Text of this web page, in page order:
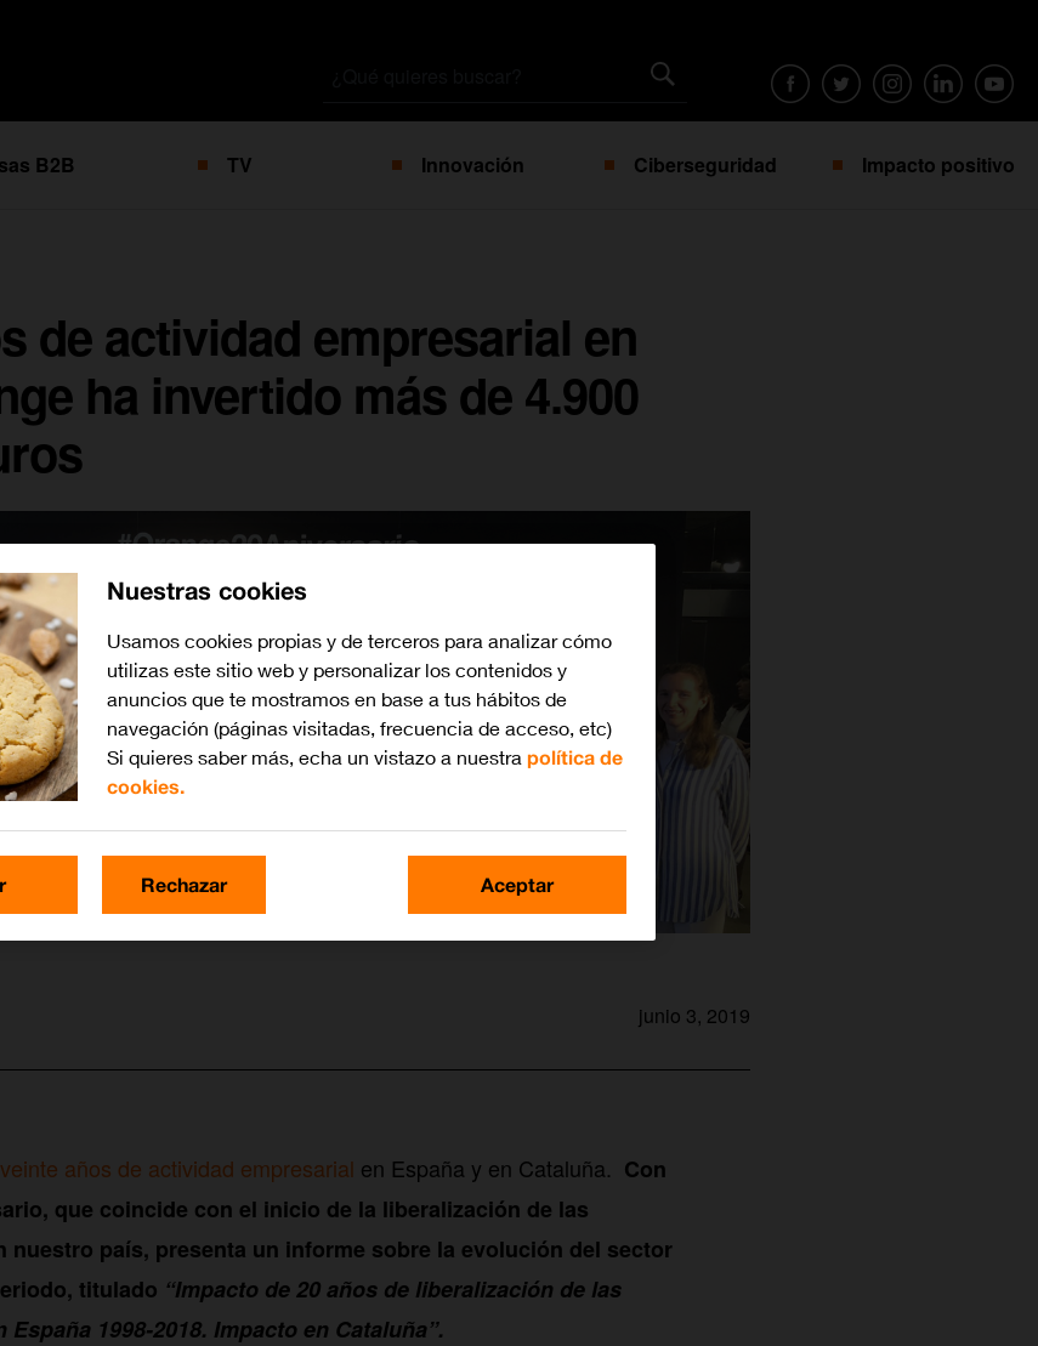
B2B TV Innovación Ciberseguridad Impacto positivo
de actividad empresarial en
ha invertido más de 4.900
junio 3, 2019
veinte años de actividad empresarial en España y en Cataluña. Con
que coincide con el inicio de la liberalización de las
nuestro país, presenta un informe sobre la evolución del sector
titulado “Impacto de 20 años de liberalización de las
1998-2018. Impacto en Cataluña”.
Nuestras cookies
Usamos cookies propias y de terceros para analizar cómo
utilizas este sitio web y personalizar los contenidos y
anuncios que te mostramos en base a tus hábitos de
navegación (páginas visitadas, frecuencia de acceso, etc)
Si quieres saber más, echa un vistazo a nuestra política de
cookies.
Rechazar Aceptar